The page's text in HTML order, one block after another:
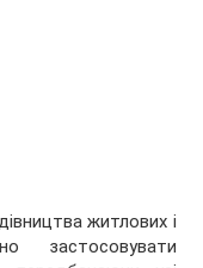
житлових і
застосовувати